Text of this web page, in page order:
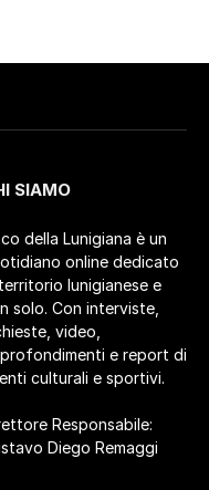
SIAMO
della Lunigiana è un
online dedicato
lunigianese e
solo. Con interviste,
video,
e report di
culturali e sportivi.
Responsabile:
Diego Remaggi